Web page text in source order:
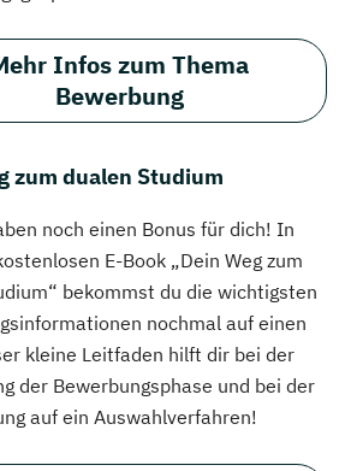
Infos zum Thema
Bewerbung
zum dualen Studium
noch einen Bonus für dich! In
E-Book „Dein Weg zum
bekommst du die wichtigsten
nochmal auf einen
kleine Leitfaden hilft dir bei der
der Bewerbungsphase und bei der
auf ein Auswahlverfahren!